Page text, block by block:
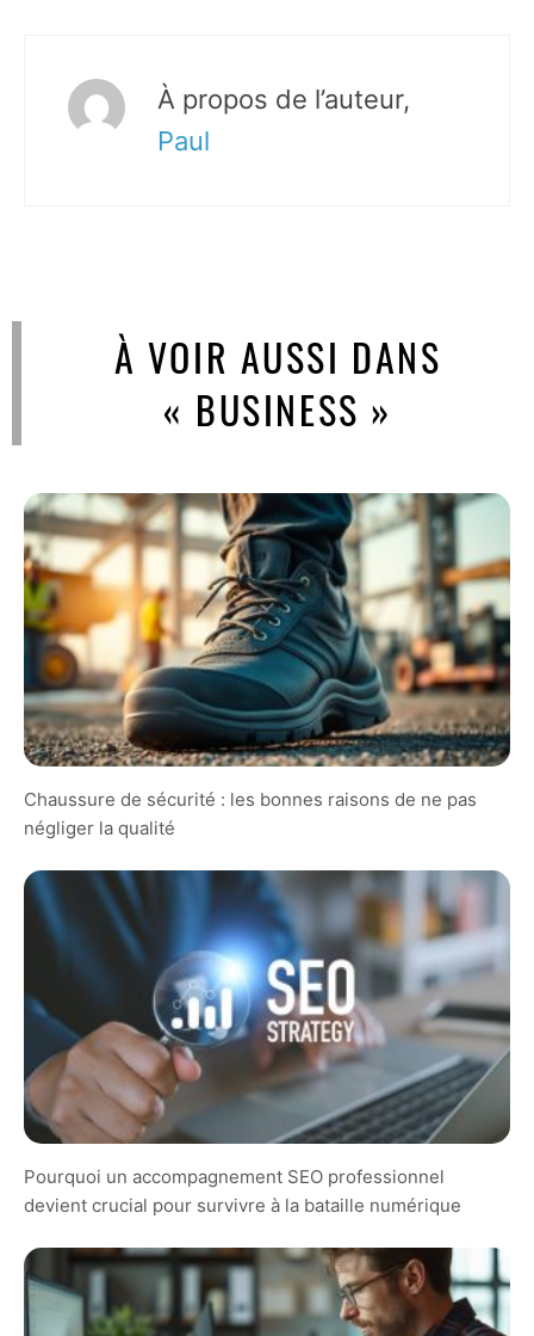
À propos de l’auteur,
Paul
À VOIR AUSSI DANS
« BUSINESS »
Chaussure de sécurité : les bonnes raisons de ne pas
négliger la qualité
Pourquoi un accompagnement SEO professionnel
devient crucial pour survivre à la bataille numérique